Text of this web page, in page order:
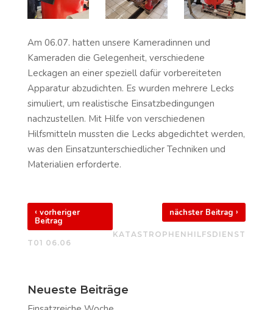
Am 06.07. hatten unsere Kameradinnen und
Kameraden die Gelegenheit, verschiedene
Leckagen an einer speziell dafür vorbereiteten
Apparatur abzudichten. Es wurden mehrere Lecks
simuliert, um realistische Einsatzbedingungen
nachzustellen. Mit Hilfe von verschiedenen
Hilfsmitteln mussten die Lecks abgedichtet werden,
was den Einsatzunterschiedlicher Techniken und
Materialien erforderte.
‹ vorheriger
Beitrag
T01 06.06
nächster Beitrag›
KATASTROPHENHILFSDIENST
Neueste Beiträge